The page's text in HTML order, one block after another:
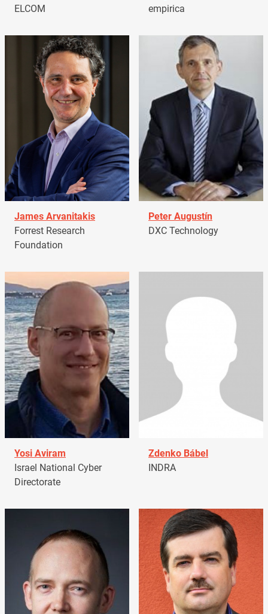
ELCOM
empirica
James Arvanitakis
Forrest Research
Foundation
Peter Augustín
DXC Technology
Yosi Aviram
Israel National Cyber
Directorate
Zdenko Bábel
INDRA